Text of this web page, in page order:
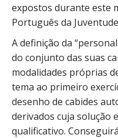
expostos durante este
Português da
A definição da
do conjunto das suas
modalidades próprias
tema ao primeiro
desenho de cabides
derivados cuja solução
qualificativo.